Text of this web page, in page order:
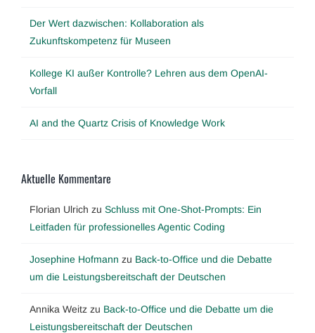
Der Wert dazwischen: Kollaboration als
Zukunftskompetenz für Museen
Kollege KI außer Kontrolle? Lehren aus dem OpenAI-
Vorfall
AI and the Quartz Crisis of Knowledge Work
Aktuelle Kommentare
Florian Ulrich zu Schluss mit One-Shot-Prompts: Ein
Leitfaden für professionelles Agentic Coding
Josephine Hofmann zu Back-to-Office und die Debatte
um die Leistungsbereitschaft der Deutschen
Annika Weitz zu Back-to-Office und die Debatte um die
Leistungsbereitschaft der Deutschen